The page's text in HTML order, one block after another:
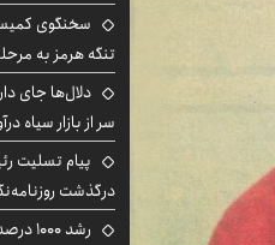
سخنگوی
تنگه هرمز به
دلال‌ها جای
سر از بازار سیاه
پیام تسلیت
درگذشت
رشد